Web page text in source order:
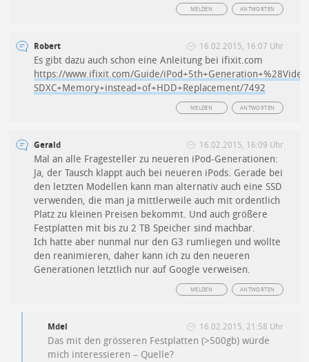
ANTWORTEN
MELDEN
Robert 16.02.2015, 16:07 Uhr
Es gibt dazu auch schon eine Anleitung bei ifixit.com
https://www.ifixit.com/Guide/
SDXC+Memory+instead+of+HDD+Replacement/7492
ANTWORTEN
MELDEN
Gerald 16.02.2015, 16:09 Uhr
Mal an alle Fragesteller zu neueren iPod-Generationen:
Ja, der Tausch klappt auch bei neueren iPods. Gerade bei
den letzten Modellen kann man alternativ auch eine SSD
verwenden, die man ja mittlerweile auch mit ordentlich
Platz zu kleinen Preisen bekommt. Und auch größere
Festplatten mit bis zu 2 TB Speicher sind machbar.
Ich hatte aber nunmal nur den G3 rumliegen und wollte
den reanimieren, daher kann ich zu den neueren
Generationen letztlich nur auf Google verweisen.
ANTWORTEN
MELDEN
Mdel 16.02.2015, 21:58 Uhr
Das mit den grösseren Festplatten (>500gb) würde
mich interessieren – Quelle?